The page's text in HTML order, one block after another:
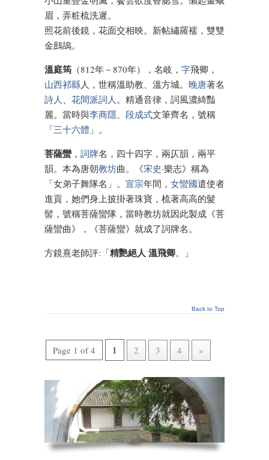
眉，弄粧梳洗遲。
照花前後鏡，花面交相映。新帖繡羅襦，雙雙
金鷓鴣。
溫庭筠 （812年－870年），名岐， 字飛卿，
山西祁縣人，世稱溫助教、溫方城。 晚唐著名
詩人 、 花間派詞人。精通音律，詞風濃綺豔
麗。當時與李商隱、 段成式文筆齊名，號稱
「三十六體 」。
菩薩蠻， 詞牌名，四十四字，兩仄韻，兩平
韻。本為唐朝教坊曲。《宋史·樂志》稱為
「女弟子舞隊名」。 宣宗年間， 女蠻國遣使者
進貢，她們身上披掛著珠寶，梳著高高的髮
髻，號稱菩薩蠻隊，當時教坊就因此製成《菩
薩蠻曲》，《菩薩蠻》就成了詞牌名。
方鏡熹老師評:「精艷絕人 溫飛卿。」
Back to Top
Page 1 of 4 1 2 3 4 »